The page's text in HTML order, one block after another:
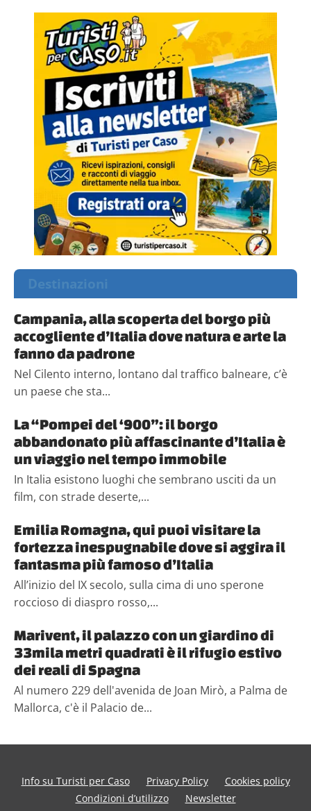
Destinazioni
Campania, alla scoperta del borgo più
accogliente d’Italia dove natura e arte la
fanno da padrone
Nel Cilento interno, lontano dal traffico balneare, c’è
un paese che sta...
La “Pompei del ‘900”: il borgo
abbandonato più affascinante d’Italia è
un viaggio nel tempo immobile
In Italia esistono luoghi che sembrano usciti da un
film, con strade deserte,...
Emilia Romagna, qui puoi visitare la
fortezza inespugnabile dove si aggira il
fantasma più famoso d’Italia
All’inizio del IX secolo, sulla cima di uno sperone
roccioso di diaspro rosso,...
Marivent, il palazzo con un giardino di
33mila metri quadrati è il rifugio estivo
dei reali di Spagna
Al numero 229 dell'avenida de Joan Mirò, a Palma de
Mallorca, c'è il Palacio de...
Info su Turisti per Caso Privacy Policy
Cookies policy
Condizioni d’utilizzo
Newsletter